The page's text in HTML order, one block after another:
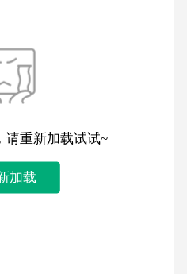
请重新加载试试~
加载